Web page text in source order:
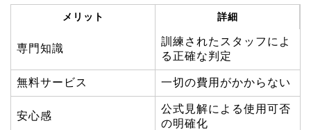
メリット 詳細
専門知識
訓練されたスタッフによ
る正確な判定
無料サービス 一切の費用がかからない
安心感
公式見解による使用可否
の明確化